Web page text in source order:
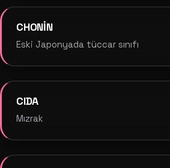
CHONİN
Eski Japonyada tüccar sınıfı
CIDA
Mızrak